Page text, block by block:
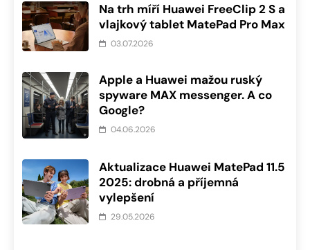
Na trh míří Huawei FreeClip 2 S a
vlajkový tablet MatePad Pro Max
03.07.2026
Apple a Huawei mažou ruský
spyware MAX messenger. A co
Google?
04.06.2026
Aktualizace Huawei MatePad 11.5
2025: drobná a příjemná
vylepšení
29.05.2026